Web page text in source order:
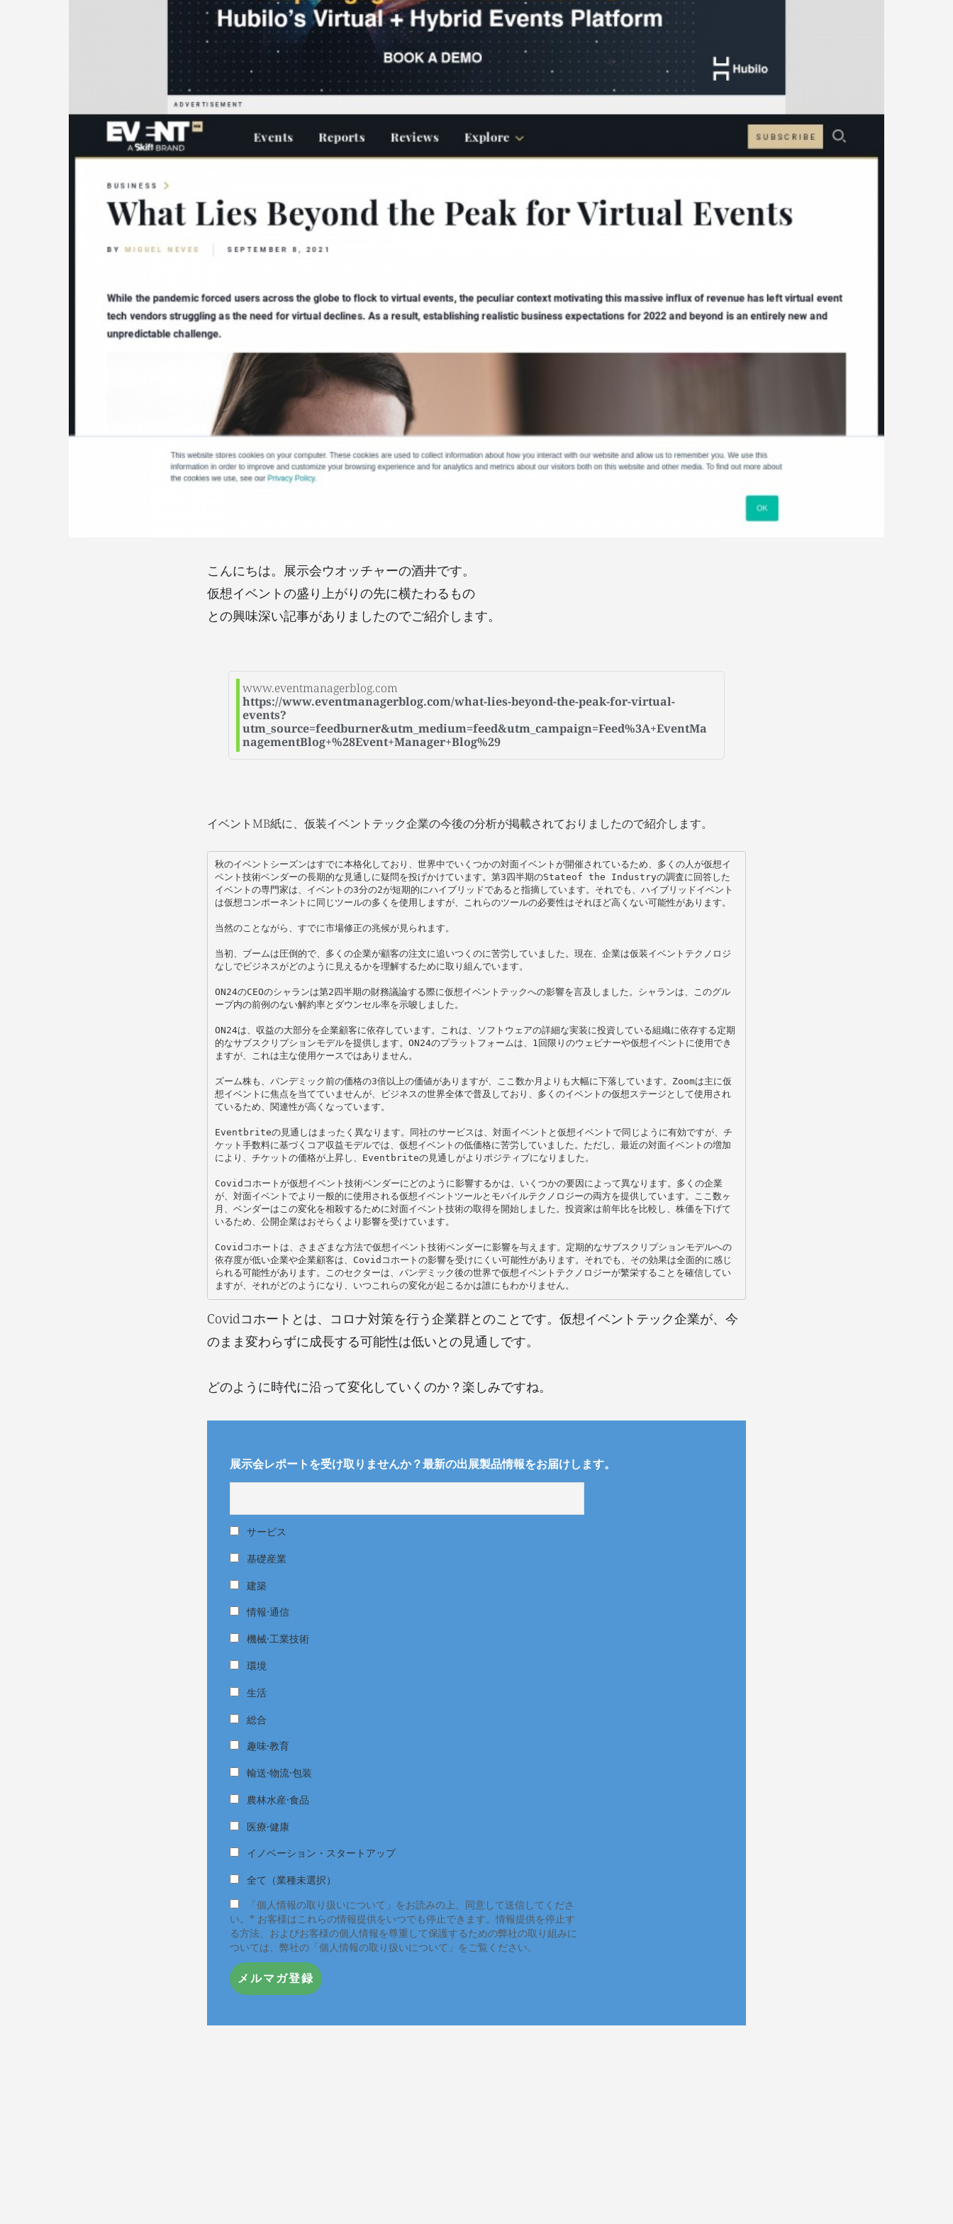
こんにちは。展示会ウオッチャーの酒井です。
仮想イベントの盛り上がりの先に横たわるもの
との興味深い記事がありましたのでご紹介します。
www.eventmanagerblog.com
https://www.eventmanagerblog.com/what-lies-beyond-the-peak-for-virtual-
events?
utm_source=feedburner&utm_medium=feed&utm_campaign=Feed%3A+EventMa
nagementBlog+%28Event+Manager+Blog%29
イベントMB紙に、仮装イベントテック企業の今後の分析が掲載されておりましたので紹介します。
秋のイベントシーズンはすでに本格化しており、世界中でいくつかの対面イベントが開催されているため、多くの人が仮想イ
ベント技術ベンダーの長期的な見通しに疑問を投げかけています。第3四半期のStateof the Industryの調査に回答した
イベントの専門家は、イベントの3分の2が短期的にハイブリッドであると指摘しています。それでも、ハイブリッドイベント
は仮想コンポーネントに同じツールの多くを使用しますが、これらのツールの必要性はそれほど高くない可能性があります。
当然のことながら、すでに市場修正の兆候が見られます。
当初、ブームは圧倒的で、多くの企業が顧客の注文に追いつくのに苦労していました。現在、企業は仮装イベントテクノロジ
なしでビジネスがどのように見えるかを理解するために取り組んでいます。
ON24のCEOのシャランは第2四半期の財務議論する際に仮想イベントテックへの影響を言及しました。シャランは、このグル
ープ内の前例のない解約率とダウンセル率を示唆しました。
ON24は、収益の大部分を企業顧客に依存しています。これは、ソフトウェアの詳細な実装に投資している組織に依存する定期
的なサブスクリプションモデルを提供します。ON24のプラットフォームは、1回限りのウェビナーや仮想イベントに使用でき
ますが、これは主な使用ケースではありません。
ズーム株も、パンデミック前の価格の3倍以上の価値がありますが、ここ数か月よりも大幅に下落しています。Zoomは主に仮
想イベントに焦点を当てていませんが、ビジネスの世界全体で普及しており、多くのイベントの仮想ステージとして使用され
ているため、関連性が高くなっています。
Eventbriteの見通しはまったく異なります。同社のサービスは、対面イベントと仮想イベントで同じように有効ですが、チ
ケット手数料に基づくコア収益モデルでは、仮想イベントの低価格に苦労していました。ただし、最近の対面イベントの増加
により、チケットの価格が上昇し、Eventbriteの見通しがよりポジティブになりました。
Covidコホートが仮想イベント技術ベンダーにどのように影響するかは、いくつかの要因によって異なります。多くの企業
が、対面イベントでより一般的に使用される仮想イベントツールとモバイルテクノロジーの両方を提供しています。ここ数ヶ
月、ベンダーはこの変化を相殺するために対面イベント技術の取得を開始しました。投資家は前年比を比較し、株価を下げて
いるため、公開企業はおそらくより影響を受けています。
Covidコホートは、さまざまな方法で仮想イベント技術ベンダーに影響を与えます。定期的なサブスクリプションモデルへの
依存度が低い企業や企業顧客は、Covidコホートの影響を受けにくい可能性があります。それでも、その効果は全面的に感じ
られる可能性があります。このセクターは、パンデミック後の世界で仮想イベントテクノロジーが繁栄することを確信してい
Covidコホートとは、コロナ対策を行う企業群とのことです。仮想イベントテック企業が、今
のまま変わらずに成長する可能性は低いとの見通しです。
どのように時代に沿って変化していくのか？楽しみですね。
展示会レポートを受け取りませんか？最新の出展製品情報をお届けします。
サービス
基礎産業
建築
情報·通信
機械·工業技術
環境
生活
総合
趣味·教育
輸送·物流·包装
農林水産·食品
医療·健康
イノベーション・スタートアップ
全て（業種未選択）
「個人情報の取り扱いについて」をお読みの上、同意して送信してくださ
い。* お客様はこれらの情報提供をいつでも停止できます。情報提供を停止す
る方法、およびお客様の個人情報を尊重して保護するための弊社の取り組みに
ついては、弊社の「個人情報の取り扱いについて」をご覧ください。